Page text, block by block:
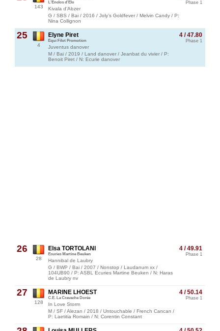
143
Phase 1
L'Enclos d'Elo
Kivala d’Abzer
G / SBS / Bai / 2016 / Joly’s Goldfever / Melvin Candy / P:
Nina Collignon
25
4
4 / 47.80
Phase 1
Elyne Piret
Equi Filot Promotion
Juventus danover
M / Bai / 2019 / Land danover / Jeanbat du vivier / P:
Benoit Piret / N: Ecurie danover
26
28
4 / 49.91
Phase 1
Elsa TORTOLANI
Ecuries Martine Beuken
Hannibal de Laubry
G / BWP / Bai / 2007 / Nonstop / Laudanum xx /
104UB90 / P: ASBL Ecuries Martine Beuken / N: Haras
de Laubry nv
27
128
4 / 50.14
Phase 1
MARINE LHOEST
C.E. La Cravache Dorée
In Love Storm
M / SF / Alezan / 2018 / Untouchable / French Cancan /
P: Laetitia Romain / N: Corentin Constant